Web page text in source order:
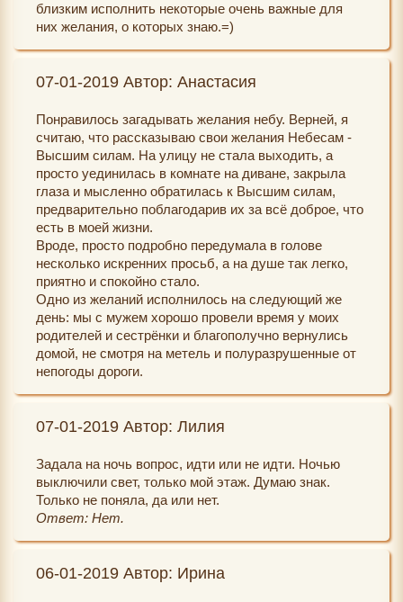
близким исполнить некоторые очень важные для
них желания, о которых знаю.=)
07-01-2019 Автор: Анастасия
Понравилось загадывать желания небу. Верней, я
считаю, что рассказываю свои желания Небесам -
Высшим силам. На улицу не стала выходить, а
просто уединилась в комнате на диване, закрыла
глаза и мысленно обратилась к Высшим силам,
предварительно поблагодарив их за всё доброе, что
есть в моей жизни.
Вроде, просто подробно передумала в голове
несколько искренних просьб, а на душе так легко,
приятно и спокойно стало.
Одно из желаний исполнилось на следующий же
день: мы с мужем хорошо провели время у моих
родителей и сестрёнки и благополучно вернулись
домой, не смотря на метель и полуразрушенные от
непогоды дороги.
07-01-2019 Автор: Лилия
Задала на ночь вопрос, идти или не идти. Ночью
выключили свет, только мой этаж. Думаю знак.
Только не поняла, да или нет.
Ответ: Нет.
06-01-2019 Автор: Ирина